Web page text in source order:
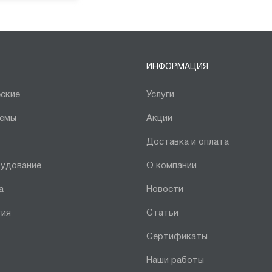
ИНФОРМАЦИЯ
Услуги
Акции
Доставка и оплата
О компании
Новости
Статьи
Сертификаты
Наши работы